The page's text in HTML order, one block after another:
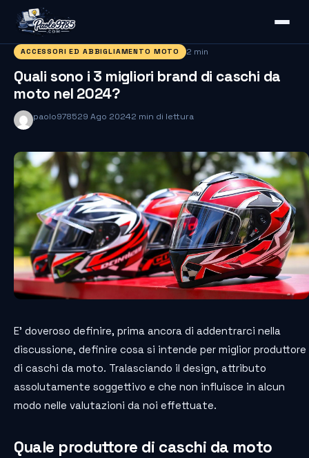
ACCESSORI ED ABBIGLIAMENTO MOTO 2 min
Quali sono i 3 migliori brand di caschi da
moto nel 2024?
paolo978529 Ago 20242 min di lettura
E’ doveroso definire, prima ancora di addentrarci nella
discussione, definire cosa si intende per miglior produttore
di caschi da moto. Tralasciando il design, attributo
assolutamente soggettivo e che non influisce in alcun
modo nelle valutazioni da noi effettuate.
Quale produttore di caschi da moto